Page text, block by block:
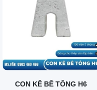
CON KÊ BÊ TÔNG H6